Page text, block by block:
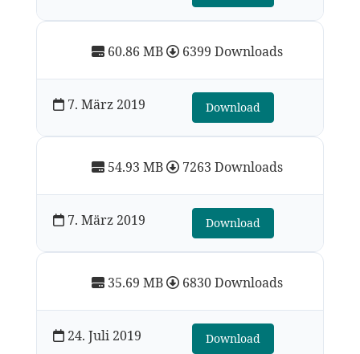
35.69 MB 6830 Downloads
24. Juli 2019 Download
60.86 MB 6399 Downloads
7. März 2019 Download
54.93 MB 7263 Downloads
7. März 2019 Download